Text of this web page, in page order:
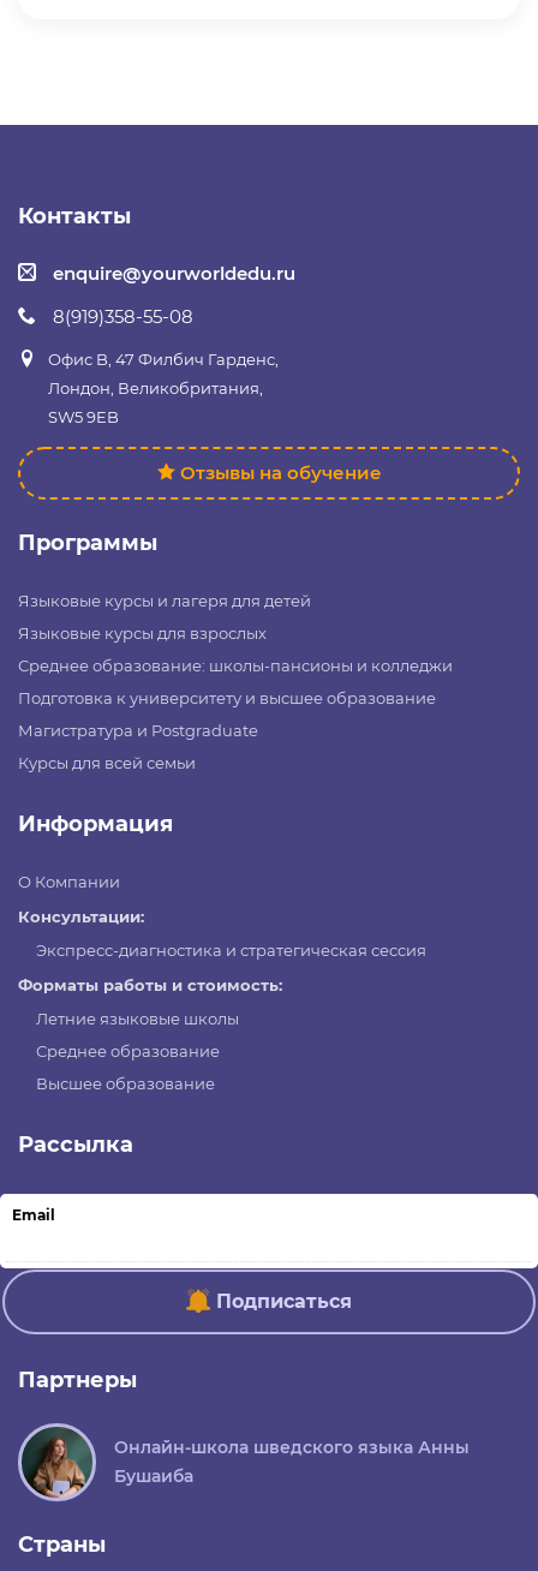
Контакты
enquire@yourworldedu.ru
8(919)358-55-08
Офис B, 47 Филбич Гарденс,
Лондон, Великобритания,
SW5 9EB
Отзывы на обучение
Программы
Языковые курсы и лагеря для детей
Языковые курсы для взрослых
Среднее образование: школы-пансионы и колледжи
Подготовка к университету и высшее образование
Магистратура и Postgraduate
Курсы для всей семьи
Информация
О Компании
Консультации:
Экспресс-диагностика и стратегическая сессия
Форматы работы и стоимость:
Летние языковые школы
Среднее образование
Высшее образование
Рассылка
Email
Подписаться
Партнеры
Онлайн-школа шведского языка Анны
Бушаиба
Страны